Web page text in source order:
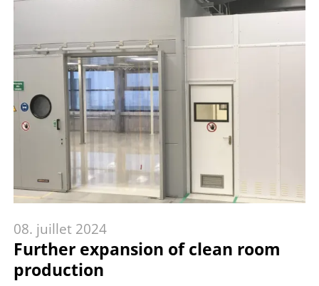
08. juillet 2024
Further expansion of clean room
production